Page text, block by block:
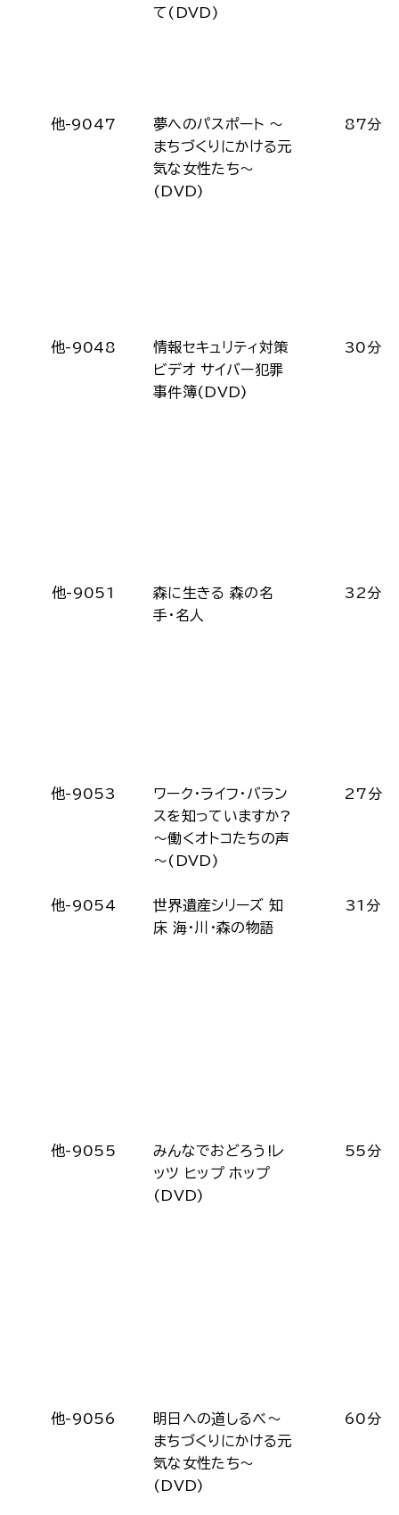
て(DVD)
他-9047
夢へのパスポート ～
まちづくりにかける元
気な女性たち～
(DVD)
87分
他-9048
情報セキュリティ対策
ビデオ サイバー犯罪
事件簿(DVD)
30分
他-9051
森に生きる 森の名
手・名人
32分
他-9053
ワーク・ライフ・バラン
スを知っていますか?
～働くオトコたちの声
～(DVD)
27分
他-9054
世界遺産シリーズ 知
床 海・川・森の物語
31分
他-9055
みんなでおどろう!レ
ッツ ヒップ ホップ
(DVD)
55分
他-9056
明日への道しるべ～
まちづくりにかける元
気な女性たち～
(DVD)
60分